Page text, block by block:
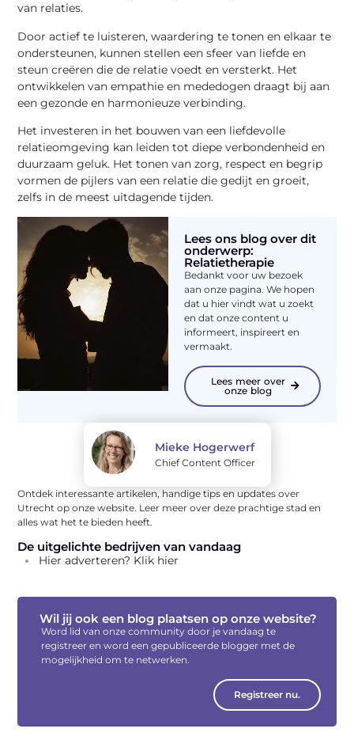
van relaties.
Door actief te luisteren, waardering te tonen en elkaar te
ondersteunen, kunnen stellen een sfeer van liefde en
steun creëren die de relatie voedt en versterkt. Het
ontwikkelen van empathie en mededogen draagt bij aan
een gezonde en harmonieuze verbinding.
Het investeren in het bouwen van een liefdevolle
relatieomgeving kan leiden tot diepe verbondenheid en
duurzaam geluk. Het tonen van zorg, respect en begrip
vormen de pijlers van een relatie die gedijt en groeit,
zelfs in de meest uitdagende tijden.
Lees ons blog over dit
onderwerp:
Relatietherapie
Bedankt voor uw bezoek
aan onze pagina. We hopen
dat u hier vindt wat u zoekt
en dat onze content u
informeert, inspireert en
vermaakt.
Lees meer over
onze blog
Mieke Hogerwerf
Chief Content Officer
Ontdek interessante artikelen, handige tips en updates over
Utrecht op onze website. Leer meer over deze prachtige stad en
alles wat het te bieden heeft.
De uitgelichte bedrijven van vandaag
Hier adverteren? Klik hier
Wil jij ook een blog plaatsen op onze website?
Word lid van onze community door je vandaag te
registreer en word een gepubliceerde blogger met de
mogelijkheid om te netwerken.
Registreer nu.